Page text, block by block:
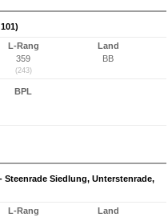
L-Rang
359
(243)
Land
BB
BPL
Steenrade Siedlung, Unterstenrade,
L-Rang
Land